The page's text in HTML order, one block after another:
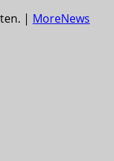
| MoreNews